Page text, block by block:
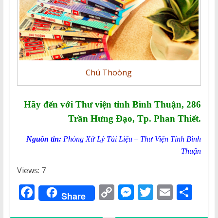
Chú Thoòng
Hãy đến với Thư viện tỉnh Bình Thuận, 286
Trần Hưng Đạo, Tp. Phan Thiết.
Nguồn tin: Phòng Xử Lý Tài Liệu – Thư Viện Tỉnh Bình
Thuận
Views: 7
F
a
Share C M T E S